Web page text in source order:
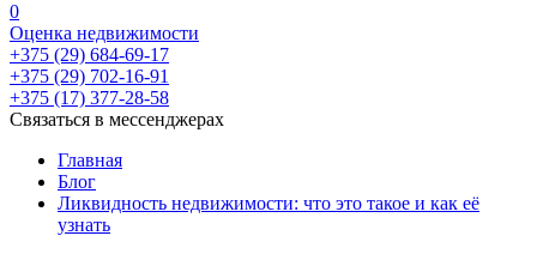
0
Оценка недвижимости
+375 (29) 684-69-17
+375 (29) 702-16-91
+375 (17) 377-28-58
Связаться в мессенджерах
Главная
Блог
Ликвидность недвижимости: что это такое и как её
узнать